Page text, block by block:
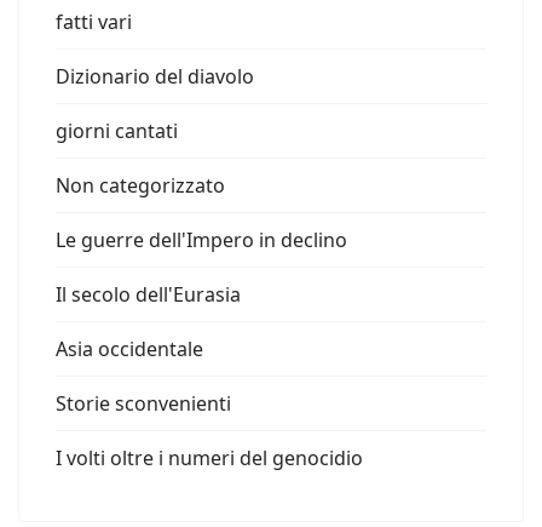
fatti vari
Dizionario del diavolo
giorni cantati
Non categorizzato
Le guerre dell'Impero in declino
Il secolo dell'Eurasia
Asia occidentale
Storie sconvenienti
I volti oltre i numeri del genocidio